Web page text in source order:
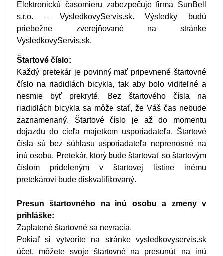
Elektronickú časomieru zabezpečuje firma SunBell
s.r.o. – VysledkovyServis.sk. Výsledky budú
priebežne zverejňované na stránke
VysledkovyServis.sk.
Štartové číslo:
Každý pretekár je povinný mať pripevnené štartovné
číslo na riadidlách bicykla, tak aby bolo viditeľné a
nesmie byť prekryté. Bez štartového čísla na
riadidlách bicykla sa môže stať, že Váš čas nebude
zaznamenaný. Štartové číslo je až do momentu
dojazdu do cieľa majetkom usporiadateľa. Štartové
čísla sú bez súhlasu usporiadateľa neprenosné na
inú osobu. Pretekár, ktorý bude štartovať so štartovým
číslom prideleným v štartovej listine inému
pretekárovi bude diskvalifikovaný.
Presun štartovného na inú osobu a zmeny v
prihláške:
Zaplatené štartovné sa nevracia.
Pokiaľ si vytvoríte na stránke vysledkovyservis.sk
účet, môžete svoje štartovné na presunúť na inú